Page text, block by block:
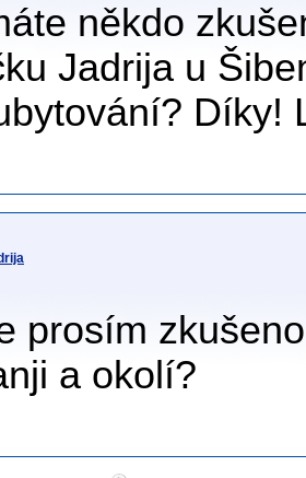
někdo
Jadrija u
Díky!
prosím
a okolí?